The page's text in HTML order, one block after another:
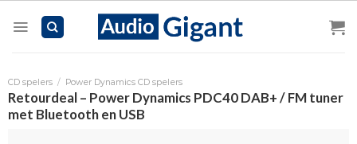
CD spelers / Power Dynamics CD spelers
Retourdeal – Power Dynamics PDC40 DAB+ / FM tuner
met Bluetooth en USB